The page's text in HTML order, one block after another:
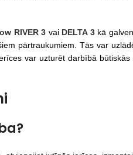
RIVER 3 vai DELTA 3kā
pārtraukumiem. Tās var
var uzturēt darbībā